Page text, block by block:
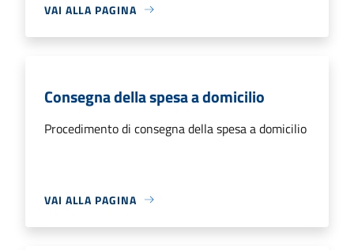
VAI ALLA PAGINA
Consegna della spesa a domicilio
Procedimento di consegna della spesa a domicilio
VAI ALLA PAGINA